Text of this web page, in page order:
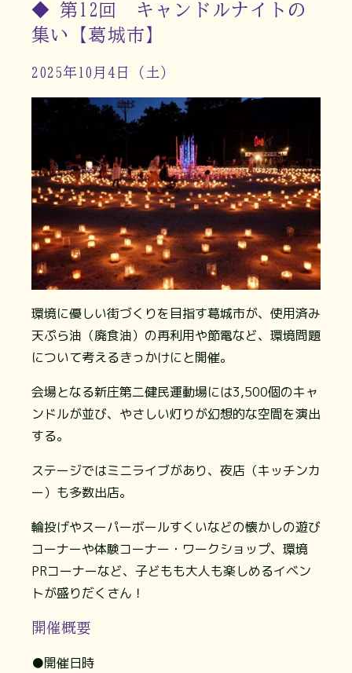
◆ 第12回 キャンドルナイトの
集い【葛城市】
2025年10月4日（土）
環境に優しい街づくりを目指す葛城市が、使用済み
天ぷら油（廃食油）の再利用や節電など、環境問題
について考えるきっかけにと開催。
会場となる新庄第二健民運動場には3,500個のキャ
ンドルが並び、やさしい灯りが幻想的な空間を演出
する。
ステージではミニライブがあり、夜店（キッチンカ
ー）も多数出店。
輪投げやスーパーボールすくいなどの懐かしの遊び
コーナーや体験コーナー・ワークショップ、環境
PRコーナーなど、子どもも大人も楽しめるイベン
トが盛りだくさん！
開催概要
●開催日時